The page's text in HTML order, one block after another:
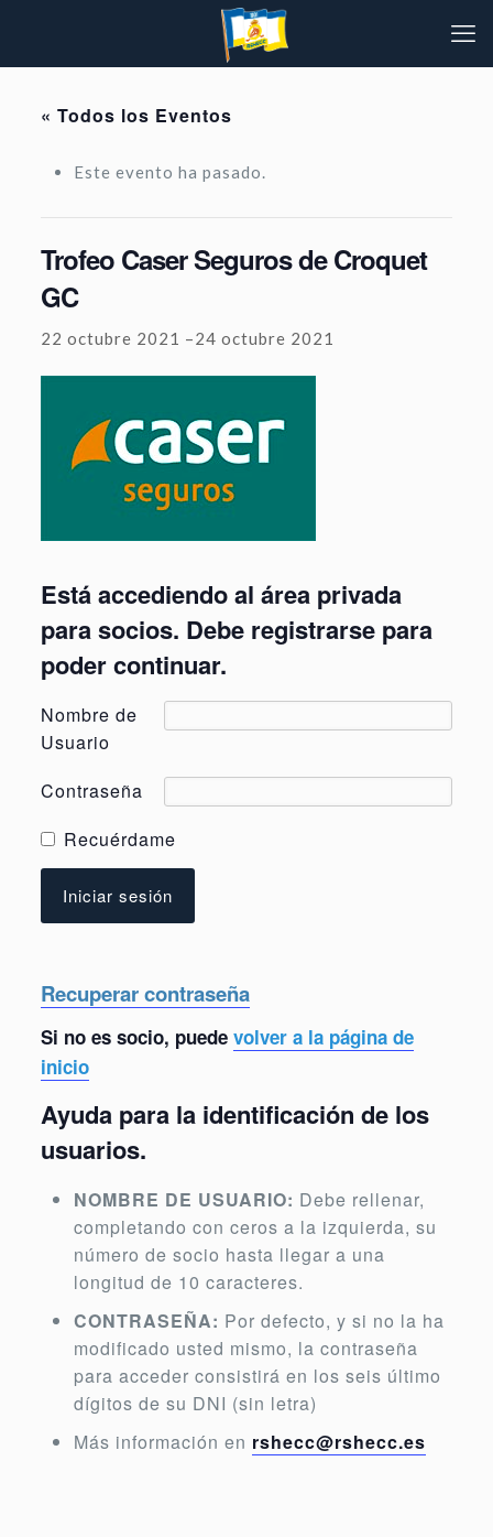
« Todos los Eventos
Este evento ha pasado.
Trofeo Caser Seguros de Croquet
GC
22 octubre 2021 –24 octubre 2021
Está accediendo al área privada
para socios. Debe registrarse para
poder continuar.
Nombre de
Usuario
Contraseña
Recuérdame
Recuperar contraseña
Si no es socio, puede volver a la página de
inicio
Ayuda para la identificación de los
usuarios.
NOMBRE DE USUARIO: Debe rellenar,
completando con ceros a la izquierda, su
número de socio hasta llegar a una
longitud de 10 caracteres.
CONTRASEÑA: Por defecto, y si no la ha
modificado usted mismo, la contraseña
para acceder consistirá en los seis último
dígitos de su DNI (sin letra)
Más información en rshecc@rshecc.es